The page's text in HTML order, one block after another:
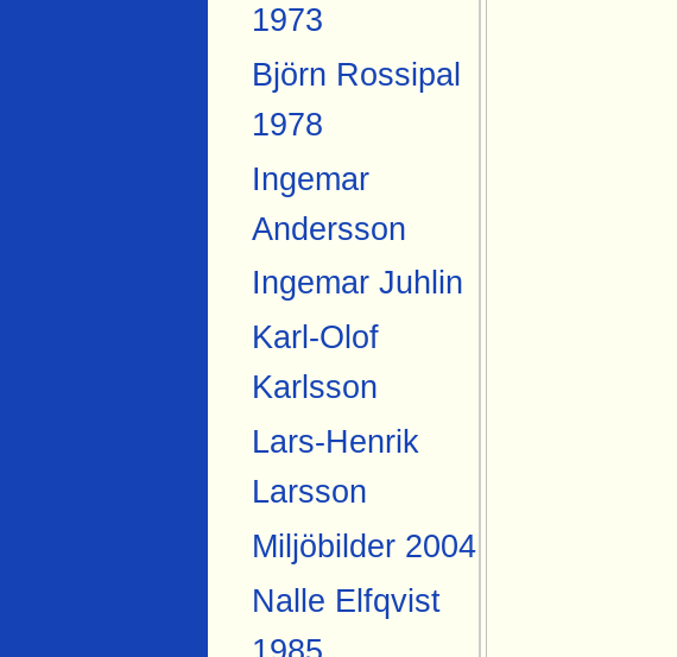
1973
Björn Rossipal
1978
Ingemar
Andersson
Ingemar Juhlin
Karl-Olof
Karlsson
Lars-Henrik
Larsson
Miljöbilder 2004
Nalle Elfqvist